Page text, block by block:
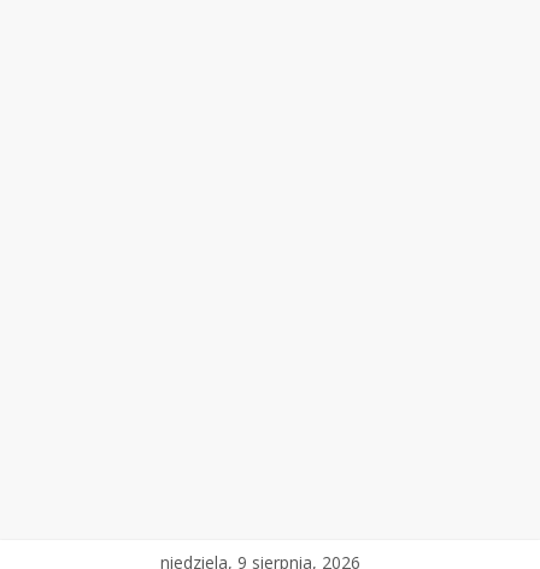
niedziela, 9 sierpnia, 2026